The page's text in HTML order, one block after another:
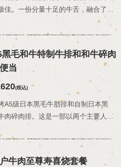
黑毛和牛特制牛排和和牛碎肉
当
(税込)
A5级日本黑毛牛肋排和自制日本黑
毛牛肉碎肉排。这是一部以两个主要人物为主角的奢华作品。*配菜可能会根据食材供应情况和季节而有所变化。
牛肉至尊寿喜烧套餐
をコピー
閉じる